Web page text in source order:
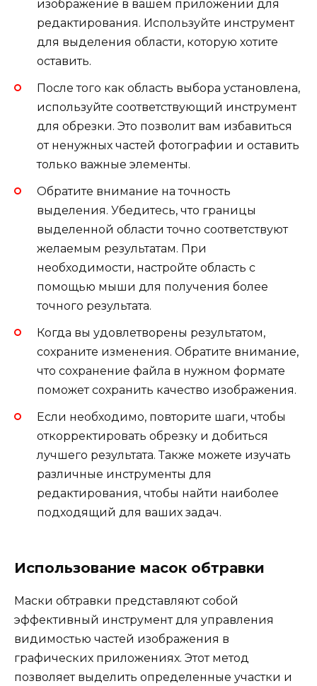
изображение в вашем приложении для
редактирования. Используйте инструмент
для выделения области, которую хотите
оставить.
После того как область выбора установлена,
используйте соответствующий инструмент
для обрезки. Это позволит вам избавиться
от ненужных частей фотографии и оставить
только важные элементы.
Обратите внимание на точность
выделения. Убедитесь, что границы
выделенной области точно соответствуют
желаемым результатам. При
необходимости, настройте область с
помощью мыши для получения более
точного результата.
Когда вы удовлетворены результатом,
сохраните изменения. Обратите внимание,
что сохранение файла в нужном формате
поможет сохранить качество изображения.
Если необходимо, повторите шаги, чтобы
откорректировать обрезку и добиться
лучшего результата. Также можете изучать
различные инструменты для
редактирования, чтобы найти наиболее
подходящий для ваших задач.
Использование масок обтравки
Маски обтравки представляют собой
эффективный инструмент для управления
видимостью частей изображения в
графических приложениях. Этот метод
позволяет выделить определенные участки и